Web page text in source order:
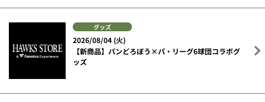
グッズ
2026/08/04 (火)
【新商品】パンどろぼう×パ・リーグ6球団コラボグ
ッズ